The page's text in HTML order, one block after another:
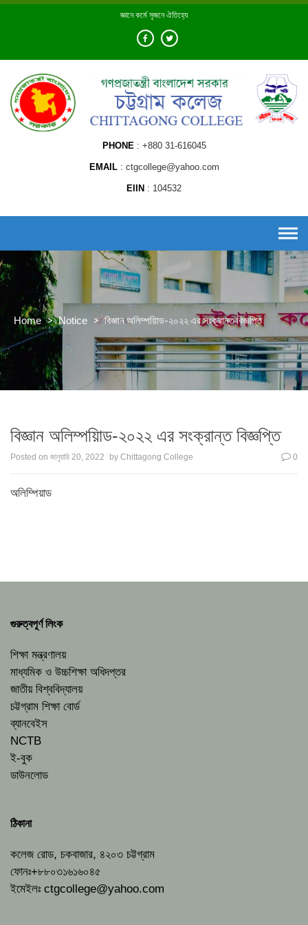
Skip
জ্ঞানে কর্মে সৃজনে ঐতিহ্যে
PHONE +880 31-616045
EMAIL ctgcollege@yahoo.com
EIIN 104532
Home > Notice > বিজ্ঞান অলিম্পয়িাড-২০২২ এর সংক্রান্ত বিজ্ঞপ্তি
বিজ্ঞান অলিম্পয়িাড-২০২২ এর সংক্রান্ত বিজ্ঞপ্তি
Posted on জানুয়ারি 20, 2022 by Chittagong College 0
অলিম্পিয়াড
গুরুত্বপূর্ণ লিংক
শিক্ষা মন্ত্রণালয়
মাধ্যমিক ও উচ্চশিক্ষা অধিদপ্তর
জাতীয় বিশ্ববিদ্যালয়
চট্টগ্রাম শিক্ষা বোর্ড
ব্যানবেইস
NCTB
ই-বুক
ডাউনলোড
ঠিকানা
কলেজ রোড, চকবাজার, ৪২০৩ চট্টগ্রাম
ফোনঃ+৮৮০৩১৬১৬০৪৫
ইমেইলঃ ctgcollege@yahoo.com